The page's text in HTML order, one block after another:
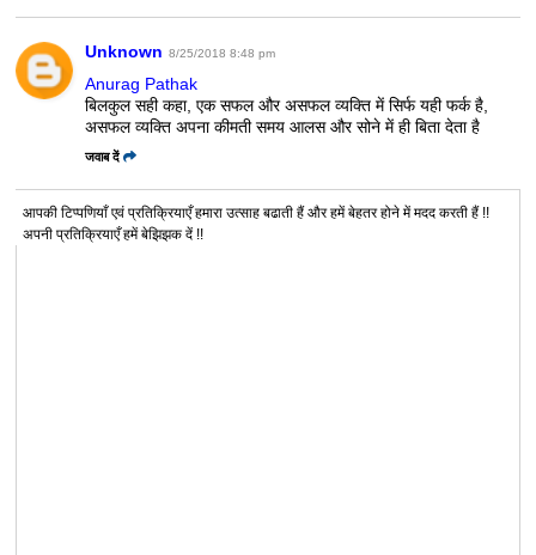
Unknown 8/25/2018 8:48 pm
Anurag Pathak
बिलकुल सही कहा, एक सफल और असफल व्यक्ति में सिर्फ यही फर्क है,
असफल व्यक्ति अपना कीमती समय आलस और सोने में ही बिता देता है
जवाब दें
आपकी टिप्पणियाँ एवं प्रतिक्रियाएँ हमारा उत्साह बढाती हैं और हमें बेहतर होने में मदद करती हैं !!
अपनी प्रतिक्रियाएँ हमें बेझिझक दें !!